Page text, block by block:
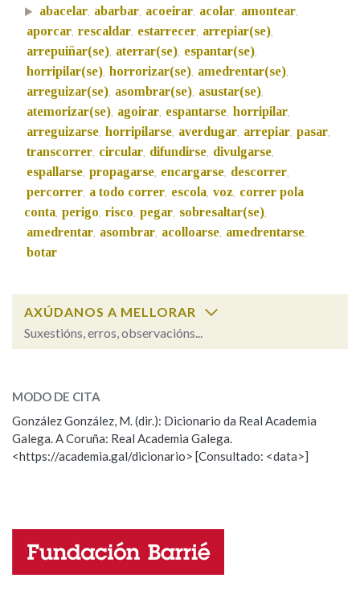
Marcas gramaticais
Pertence a
LIMPAR
abacelar, abarbar, acoeirar, acolar, amontear,
aporcar, rescaldar, estarrecer, arrepiar(se),
arrepuiñar(se), aterrar(se), espantar(se),
horripilar(se), horrorizar(se), amedrentar(se),
arreguizar(se), asombrar(se), asustar(se),
atemorizar(se), agoirar, espantarse, horripilar,
arreguizarse, horripilarse, averdugar, arrepiar, pasar,
transcorrer, circular, difundirse, divulgarse,
espallarse, propagarse, encargarse, descorrer,
percorrer, a todo correr, escola, voz, correr pola
conta, perigo, risco, pegar, sobresaltar(se),
amedrentar, asombrar, acolloarse, amedrentarse,
botar
AXÚDANOS A MELLORAR
Suxestións, erros, observacións...
ESCOLLE UNHA OPCIÓN:
Observación Hai un erro na palabra
Propoño mellorar a definición
Nome
MODO DE CITA
González González, M. (dir.): Dicionario da Real Academia
Galega. A Coruña: Real Academia Galega.
<https://academia.gal/dicionario> [Consultado: <data>]